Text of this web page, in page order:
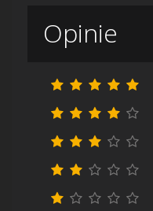
Opinie